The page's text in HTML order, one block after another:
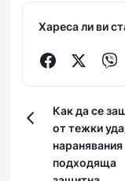
Хареса ли ви
Как да се
от тежки
наранявания
подходяща